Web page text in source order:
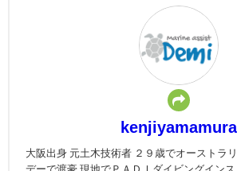
kenjiyamamura
大阪出身 元土木技術者 ２９歳でオーストラ
デーで渡豪 現地でＰＡＤＩダイビングイン